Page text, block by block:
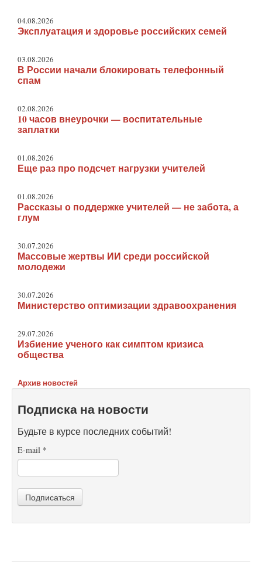
04.08.2026
Эксплуатация и здоровье российских семей
03.08.2026
В России начали блокировать телефонный
спам
02.08.2026
10 часов внеурочки — воспитательные
заплатки
01.08.2026
Еще раз про подсчет нагрузки учителей
01.08.2026
Рассказы о поддержке учителей — не забота, а
глум
30.07.2026
Массовые жертвы ИИ среди российской
молодежи
30.07.2026
Министерство оптимизации здравоохранения
29.07.2026
Избиение ученого как симптом кризиса
общества
Архив новостей
Подписка на новости
Будьте в курсе последних событий!
E-mail *
Подписаться